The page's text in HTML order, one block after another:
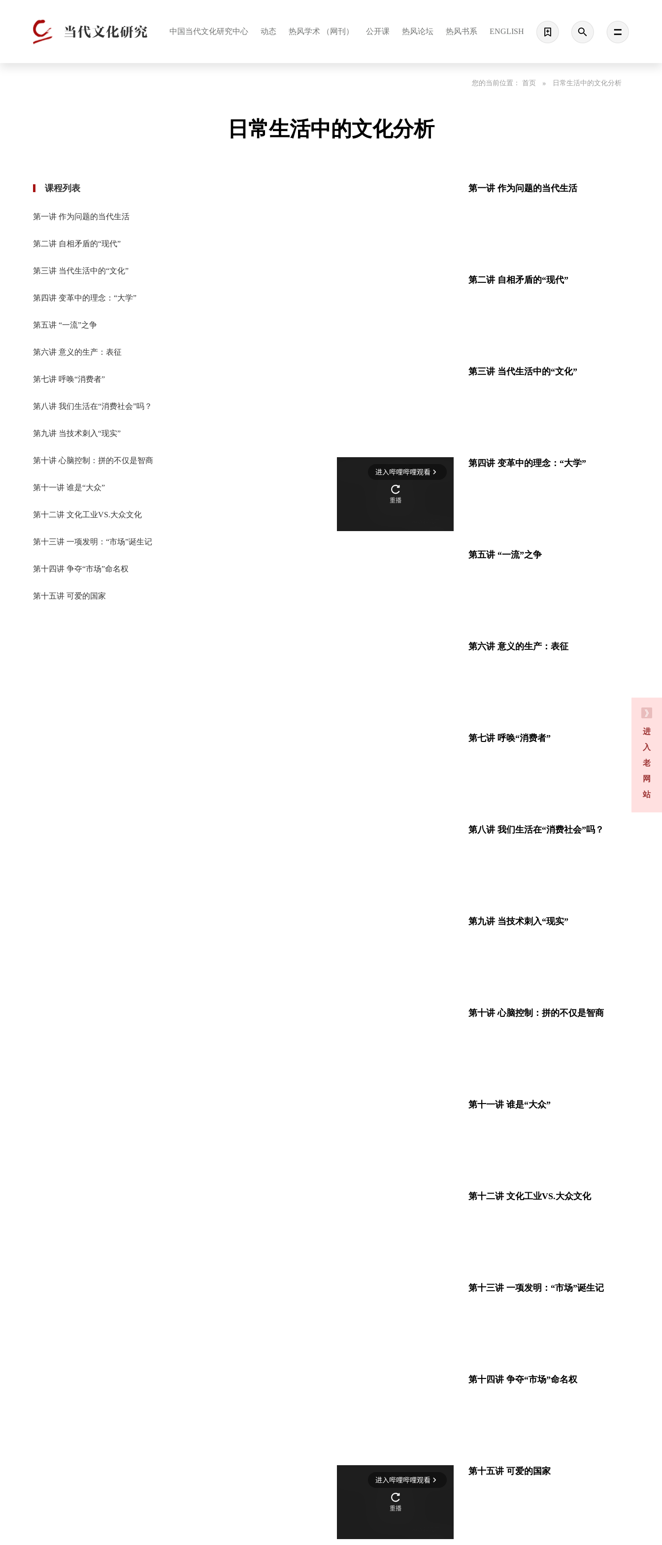
中国当代文化研究中心 动态 热风学术 （网刊） 公开课 热风论坛 热风书系 ENGLISH
进
入
老
网
站
您的当前位置： 首页 日常生活中的文化分析
日常生活中的文化分析
课程列表
第一讲 作为问题的当代生活
第二讲 自相矛盾的“现代”
第三讲 当代生活中的“文化”
第四讲 变革中的理念：“大学”
第五讲 “一流”之争
第六讲 意义的生产：表征
第七讲 呼唤“消费者”
第八讲 我们生活在“消费社会”吗？
第九讲 当技术刺入“现实”
第十讲 心脑控制：拼的不仅是智商
第十一讲 谁是“大众”
第十二讲 文化工业VS.大众文化
第十三讲 一项发明：“市场”诞生记
第十四讲 争夺“市场”命名权
第十五讲 可爱的国家
第一讲 作为问题的当代生活
第二讲 自相矛盾的“现代”
第三讲 当代生活中的“文化”
第四讲 变革中的理念：“大学”
第五讲 “一流”之争
第六讲 意义的生产：表征
第七讲 呼唤“消费者”
第八讲 我们生活在“消费社会”吗？
第九讲 当技术刺入“现实”
第十讲 心脑控制：拼的不仅是智商
第十一讲 谁是“大众”
第十二讲 文化工业VS.大众文化
第十三讲 一项发明：“市场”诞生记
第十四讲 争夺“市场”命名权
第十五讲 可爱的国家